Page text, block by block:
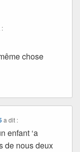
:
chose
a dit :
enfant ‘a
de nous deux